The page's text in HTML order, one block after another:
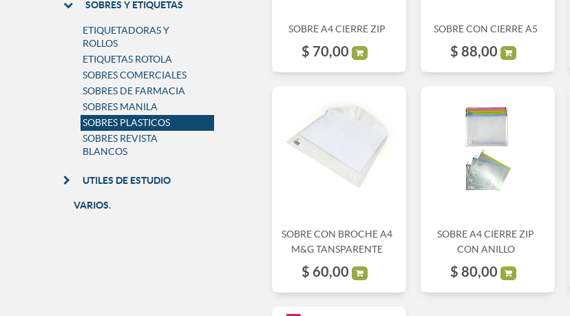
SOBRES Y ETIQUETAS
ETIQUETADORAS Y
ROLLOS
ETIQUETAS ROTOLA
SOBRES COMERCIALES
SOBRES DE FARMACIA
SOBRES MANILA
SOBRES PLASTICOS
SOBRES REVISTA
BLANCOS
UTILES DE ESTUDIO
VARIOS.
SOBRE A4 CIERRE ZIP
$ 70,00
SOBRE CON CIERRE A5
$ 88,00
SOBRE CON BROCHE A4
M&G TANSPARENTE
$ 60,00
SOBRE A4 CIERRE ZIP
CON ANILLO
$ 80,00